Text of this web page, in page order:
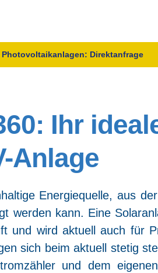
Direktanfrage
Ihr
Anlage
Ener­gie­quel­le, aus
wer­den kann. Eine
und wird aktu­ell auch für
sich beim aktu­ell ste­tig
und dem